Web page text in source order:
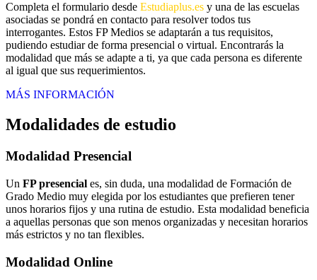
Completa el formulario desde Estudiaplus.es y una de las escuelas
asociadas se pondrá en contacto para resolver todos tus
interrogantes. Estos FP Medios se adaptarán a tus requisitos,
pudiendo estudiar de forma presencial o virtual. Encontrarás la
modalidad que más se adapte a ti, ya que cada persona es diferente
al igual que sus requerimientos.
MÁS INFORMACIÓN
Modalidades de estudio
Modalidad Presencial
Un FP presencial es, sin duda, una modalidad de Formación de
Grado Medio muy elegida por los estudiantes que prefieren tener
unos horarios fijos y una rutina de estudio. Esta modalidad beneficia
a aquellas personas que son menos organizadas y necesitan horarios
más estrictos y no tan flexibles.
Modalidad Online